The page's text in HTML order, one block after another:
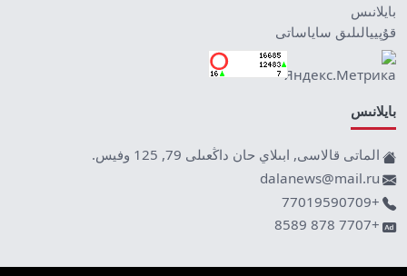
بايلانىس
قۇپييالىلىق ساياساتى
بايلانىس
الماتى قالاسى, ابىلاي حان داڭعىلى 79, 125 وفيس.
dalanews@mail.ru
+77019590709
+7707 878 8589